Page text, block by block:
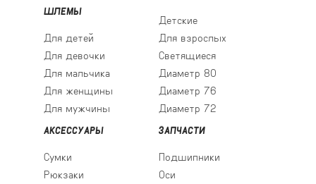
ШЛЕМЫ
Для детей
Для девочки
Для мальчика
Для женщины
Для мужчины
Детские
Для взрослых
Светящиеся
Диаметр 80
Диаметр 76
Диаметр 72
АКСЕССУАРЫ
Сумки
Рюкзаки
ЗАПЧАСТИ
Подшипники
Оси